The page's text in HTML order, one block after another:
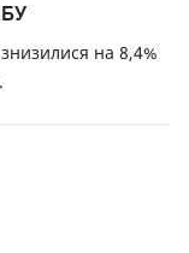
на 8,4%